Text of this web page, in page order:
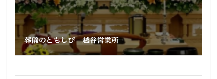
葬儀のともしび 越谷営業所